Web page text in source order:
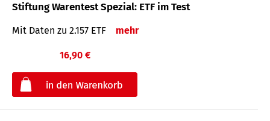
Stiftung Warentest Spezial: ETF im Test
Mit Daten zu 2.157 ETF mehr
16,90 €